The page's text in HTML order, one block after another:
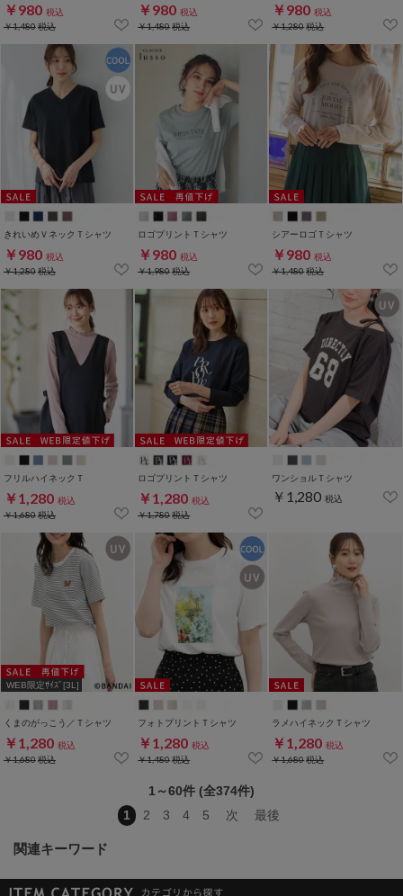
￥980 税込
￥1,480税込
￥980 税込
￥1,480税込
￥980 税込
￥1,280税込
きれいめＶネックＴシャツ
￥980 税込
￥1,280税込
ロゴプリントＴシャツ
￥980 税込
￥1,980税込
シアーロゴＴシャツ
￥980 税込
￥1,480税込
フリルハイネックＴ
￥1,280 税込
￥1,680税込
ロゴプリントＴシャツ
￥1,280 税込
￥1,780税込
ワンショルＴシャツ
￥1,280 税込
WEB限定ｻｲｽﾞ[3L]
くまのがっこう／Ｔシャツ
￥1,280 税込
￥1,680税込
フォトプリントＴシャツ
￥1,280 税込
￥1,480税込
ラメハイネックＴシャツ
￥1,280 税込
￥1,680税込
1～60件 (全374件)
1
2 3 4 5 次 最後
関連キーワード